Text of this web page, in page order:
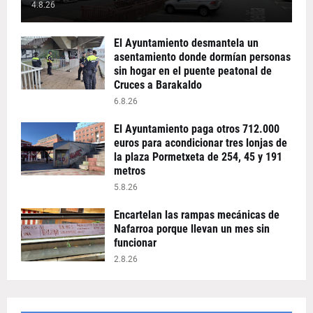
4.8.26
El Ayuntamiento desmantela un
asentamiento donde dormían personas
sin hogar en el puente peatonal de
Cruces a Barakaldo
6.8.26
El Ayuntamiento paga otros 712.000
euros para acondicionar tres lonjas de
la plaza Pormetxeta de 254, 45 y 191
metros
5.8.26
Encartelan las rampas mecánicas de
Nafarroa porque llevan un mes sin
funcionar
2.8.26